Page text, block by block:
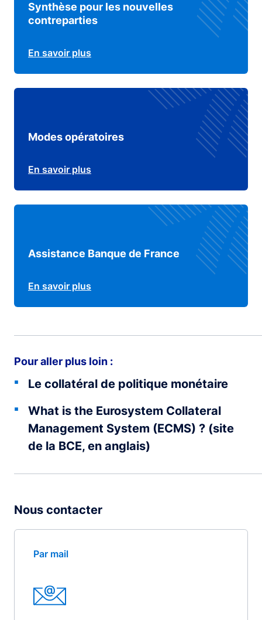
Synthèse pour les nouvelles
contreparties
En savoir plus
Modes opératoires
En savoir plus
Assistance Banque de France
En savoir plus
Pour aller plus loin :
Le collatéral de politique monétaire
What is the Eurosystem Collateral
Management System (ECMS) ? (site
de la BCE, en anglais)
Nous contacter
Par mail